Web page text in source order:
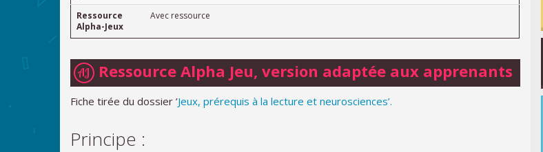
Ressource
Alpha-Jeux
Avec ressource
AJ Ressource Alpha Jeu, version adaptée aux apprenants
Fiche tirée du dossier ’Jeux, prérequis à la lecture et neurosciences’.
Principe :